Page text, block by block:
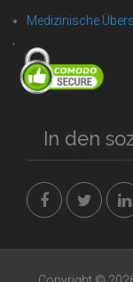
Medizinische
In den